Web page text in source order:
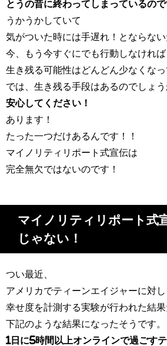
とうの昔に終わってしまっているので
うかうかしていて
気がついた時には手遅れ！とならない
今、もう今すぐにでも行動しなければ
生き残る可能性はどんどん少なくなっ
では、生き残る手段はあるのでしょう
安心してください！
あります！
たった一つだけあるんです！！
マイノリティリポート式宣伝は
完全無欠ではないのです！
マイノリティリポート式
じゃない！
つい最近、
アメリカでティーンエイジャーに対し
幸せ度を計測する実験が行われた結果
下記のような結果になったそうです。
1日に5時間以上オンラインで過ごす